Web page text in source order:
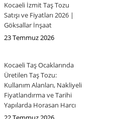
Kocaeli İzmit Taş Tozu
Satışı ve Fiyatları 2026 |
Göksallar İnşaat
23 Temmuz 2026
Kocaeli Taş Ocaklarında
Üretilen Taş Tozu:
Kullanım Alanları, Nakliyeli
Fiyatlandırma ve Tarihi
Yapılarda Horasan Harcı